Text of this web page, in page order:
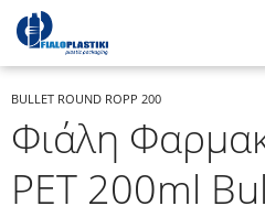
BULLET ROUND ROPP 200
Φιάλη
PET 200ml